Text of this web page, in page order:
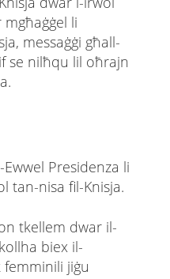
li
messaġġi għall-
se nilħqu lil oħrajn
Presidenza li
tan-nisa fil-Knisja.
tkellem dwar il-
biex il-
jiġu